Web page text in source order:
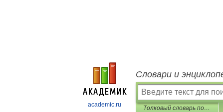
academic.ru
Словари и
Толковый словарь по психологии